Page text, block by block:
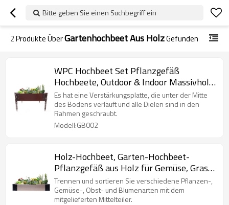
Bitte geben Sie einen Suchbegriff ein
2Produkte ÜberGartenhochbeet Aus HolzGefunden
WPC Hochbeet Set Pflanzgefäß
Hochbeete, Outdoor & Indoor Massivholz
Pflanzkasten, Geeignet für Gemüse,
Blumen, Kräuter
Es hat eine Verstärkungsplatte, die unter der Mitte
des Bodens verläuft und alle Dielen sind in den
Rahmen geschraubt.
Modell:GB002
Holz-Hochbeet, Garten-Hochbeet-
Pflanzgefäß aus Holz für Gemüse, Gras,
Rasen, Hof - Natur
Trennen und sortieren Sie verschiedene Pflanzen-,
Gemüse-, Obst- und Blumenarten mit dem
mitgelieferten Mittelteiler.